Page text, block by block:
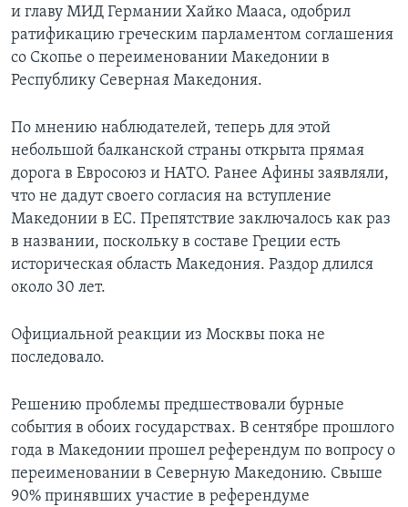
и главу МИД Германии Хайко Мааса, одобрил
ратификацию греческим парламентом соглашения
со Скопье о переименовании Македонии в
Республику Северная Македония.
По мнению наблюдателей, теперь для этой
небольшой балканской страны открыта прямая
дорога в Евросоюз и НАТО. Ранее Афины заявляли,
что не дадут своего согласия на вступление
Македонии в ЕС. Препятствие заключалось как раз
в названии, поскольку в составе Греции есть
историческая область Македония. Раздор длился
около 30 лет.
Официальной реакции из Москвы пока не
последовало.
Решению проблемы предшествовали бурные
события в обоих государствах. В сентябре прошлого
года в Македонии прошел референдум по вопросу о
переименовании в Северную Македонию. Свыше
90% принявших участие в референдуме